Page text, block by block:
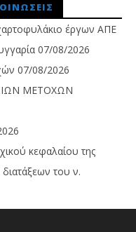
έργων ΑΠΕ
07/08/2026
07/08/2026
ΜΕΤΟΧΩΝ
κεφαλαίου της
του ν.